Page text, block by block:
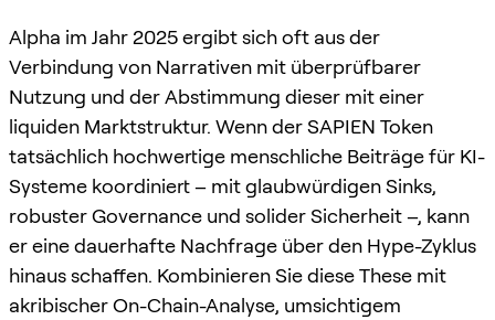
Alpha im Jahr 2025 ergibt sich oft aus der
Verbindung von Narrativen mit überprüfbarer
Nutzung und der Abstimmung dieser mit einer
liquiden Marktstruktur. Wenn der SAPIEN Token
tatsächlich hochwertige menschliche Beiträge für KI-
Systeme koordiniert – mit glaubwürdigen Sinks,
robuster Governance und solider Sicherheit –, kann
er eine dauerhafte Nachfrage über den Hype-Zyklus
hinaus schaffen. Kombinieren Sie diese These mit
akribischer On-Chain-Analyse, umsichtigem